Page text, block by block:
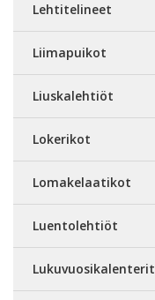
Lehtitelineet
Liimapuikot
Liuskalehtiöt
Lokerikot
Lomakelaatikot
Luentolehtiöt
Lukuvuosikalenterit